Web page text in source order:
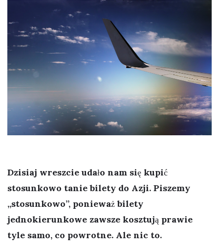
Dzisiaj wreszcie udało nam się kupić
stosunkowo tanie bilety do Azji. Piszemy
„stosunkowo”, ponieważ bilety
jednokierunkowe zawsze kosztują prawie
tyle samo, co powrotne. Ale nic to.